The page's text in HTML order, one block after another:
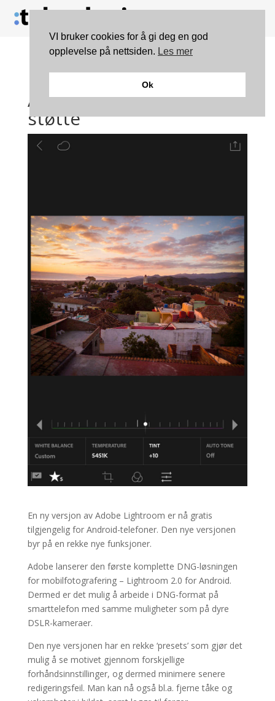
Lightroom 2.0 for
Android med full DNG-
støtte
En ny versjon av Adobe Lightroom er nå gratis
tilgjengelig for Android-telefoner. Den nye versjonen
byr på en rekke nye funksjoner.
Adobe lanserer den første komplette DNG-løsningen
for mobilfotografering – Lightroom 2.0 for Android.
Dermed er det mulig å arbeide i DNG-format på
smarttelefon med samme muligheter som på dyre
DSLR-kameraer.
Den nye versjonen har en rekke ‘presets’ som gjør det
mulig å se motivet gjennom forskjellige
forhåndsinnstillinger, og dermed minimere senere
redigeringsfeil. Man kan nå også bl.a. fjerne tåke og
VI bruker cookies for å gi deg en god
opplevelse på nettsiden. Les mer
Ok